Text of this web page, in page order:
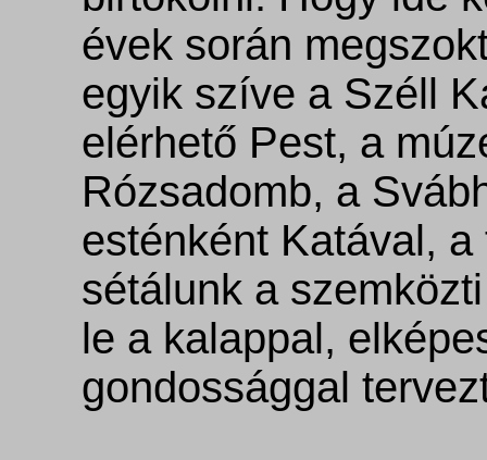
évek során
egyik szíve a Széll
elérhető Pest, a
Rózsadomb, a
esténként Katával,
sétálunk a
le a kalappal,
gondossággal